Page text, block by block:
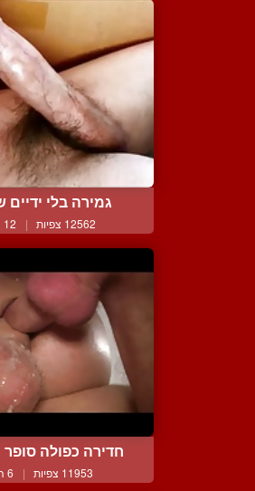
גמירה בלי ידיים
12562 צפיות | 12 המלצות
חדירה כפולה
11953 צפיות | 6 המלצות